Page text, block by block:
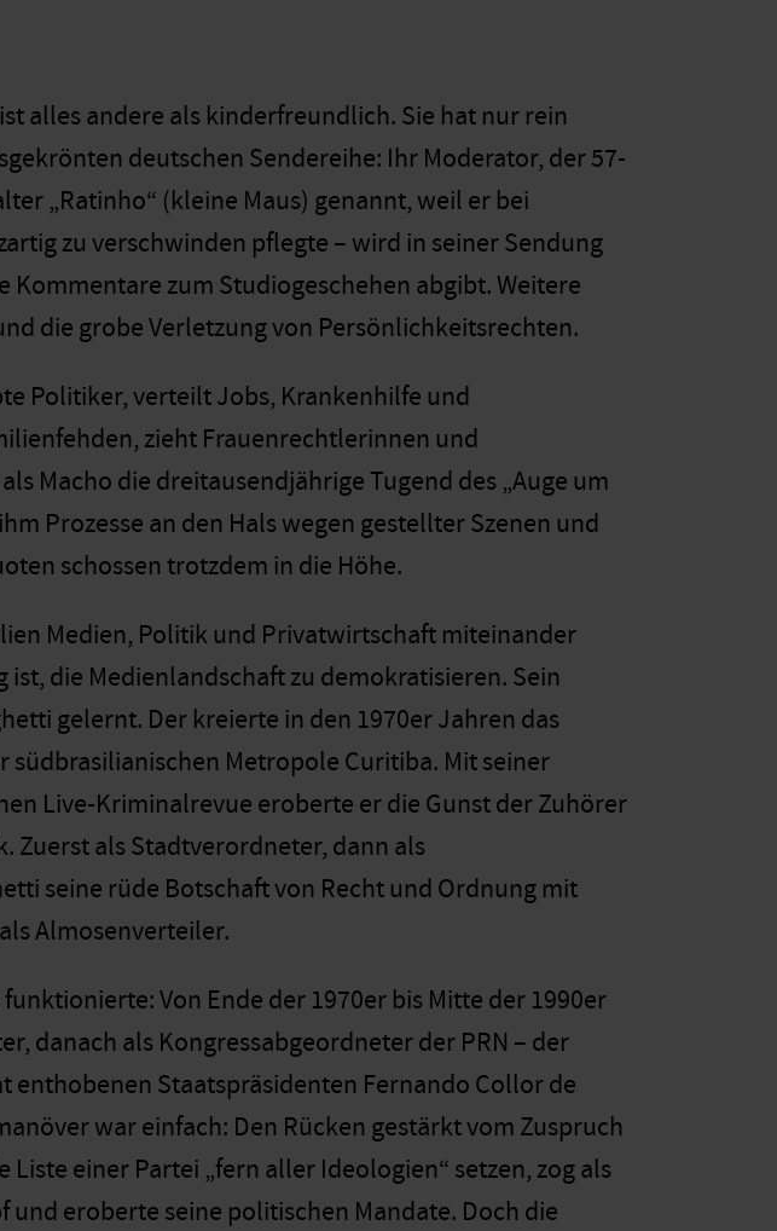
alles andere als kinderfreundlich. Sie hat nur rein
deutschen Sendereihe: Ihr Moderator, der 57-
„Ratinho“ (kleine Maus) genannt, weil er bei
zu verschwinden pflegte – wird in seiner Sendung
Kommentare zum Studiogeschehen abgibt. Weitere
die grobe Verletzung von Persönlichkeitsrechten.
Politiker, verteilt Jobs, Krankenhilfe und
zieht Frauenrechtlerinnen und
Macho die dreitausendjährige Tugend des „Auge um
Prozesse an den Hals wegen gestellter Szenen und
schossen trotzdem in die Höhe.
Medien, Politik und Privatwirtschaft miteinander
die Medienlandschaft zu demokratisieren. Sein
gelernt. Der kreierte in den 1970er Jahren das
südbrasilianischen Metropole Curitiba. Mit seiner
Live-Kriminalrevue eroberte er die Gunst der Zuhörer
Zuerst als Stadtverordneter, dann als
seine rüde Botschaft von Recht und Ordnung mit
Almosenverteiler.
Von Ende der 1970er bis Mitte der 1990er
danach als Kongressabgeordneter der PRN – der
enthobenen Staatspräsidenten Fernando Collor de
war einfach: Den Rücken gestärkt vom Zuspruch
einer Partei „fern aller Ideologien“ setzen, zog als
und eroberte seine politischen Mandate. Doch die